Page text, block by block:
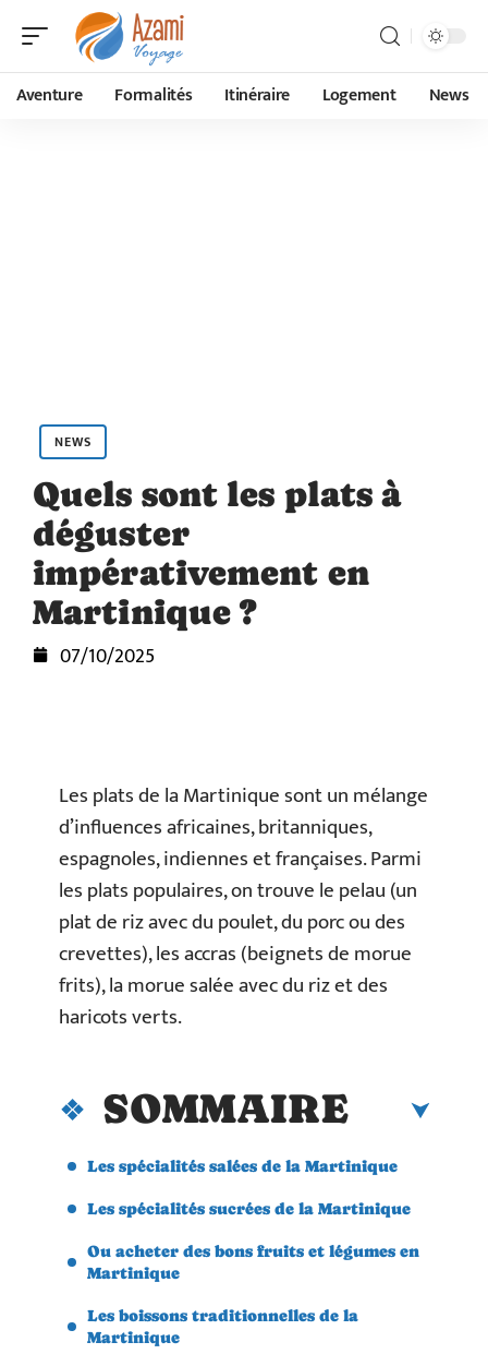
Aventure Formalités Itinéraire Logement News
NEWS
Quels sont les plats à
déguster
impérativement en
Martinique ?
07/10/2025
Les plats de la Martinique sont un mélange
d’influences africaines, britanniques,
espagnoles, indiennes et françaises. Parmi
les plats populaires, on trouve le pelau (un
plat de riz avec du poulet, du porc ou des
crevettes), les accras (beignets de morue
frits), la morue salée avec du riz et des
haricots verts.
SOMMAIRE
Les spécialités salées de la Martinique
Les spécialités sucrées de la Martinique
Ou acheter des bons fruits et légumes en
Martinique
Les boissons traditionnelles de la
Martinique